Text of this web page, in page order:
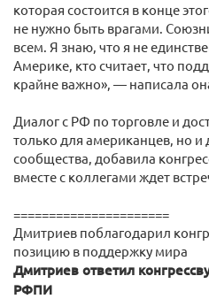
которая состоится в конце
не нужно быть врагами.
всем. Я знаю, что я не
Америке, кто считает, что
крайне важно», — написала
Диалог с РФ по торговле и
только для американцев, но и
сообщества, добавила
вместе с коллегами ждет
======================
Дмитриев поблагодарил
позицию в поддержку мира
Дмитриев ответил
РФПИ